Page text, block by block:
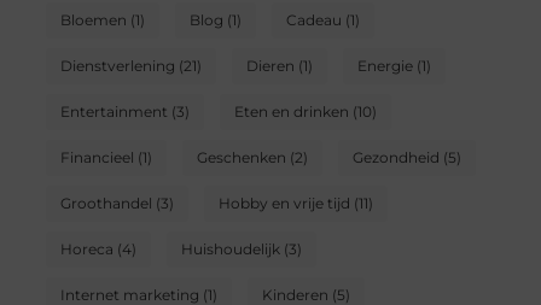
Bloemen (1) Blog (1) Cadeau (1)
Dienstverlening (21) Dieren (1) Energie (1)
Entertainment (3) Eten en drinken (10)
Financieel (1) Geschenken (2) Gezondheid (5)
Groothandel (3) Hobby en vrije tijd (11)
Horeca (4) Huishoudelijk (3)
Internet marketing (1) Kinderen (5)